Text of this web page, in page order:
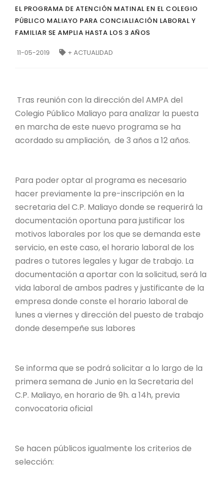
EL PROGRAMA DE ATENCIÓN MATINAL EN EL COLEGIO
PÚBLICO MALIAYO PARA CONCIALIACIÓN LABORAL Y
FAMILIAR SE AMPLIA HASTA LOS 3 AÑOS
11-05-2019 + ACTUALIDAD
Tras reunión con la dirección del AMPA del
Colegio Público Maliayo para analizar la puesta
en marcha de este nuevo programa se ha
acordado su ampliación, de 3 años a 12 años.
Para poder optar al programa es necesario
hacer previamente la pre-inscripción en la
secretaria del C.P. Maliayo donde se requerirá la
documentación oportuna para justificar los
motivos laborales por los que se demanda este
servicio, en este caso, el horario laboral de los
padres o tutores legales y lugar de trabajo. La
documentación a aportar con la solicitud, será la
vida laboral de ambos padres y justificante de la
empresa donde conste el horario laboral de
lunes a viernes y dirección del puesto de trabajo
donde desempeñe sus labores
Se informa que se podrá solicitar a lo largo de la
primera semana de Junio en la Secretaria del
C.P. Maliayo, en horario de 9h. a 14h, previa
convocatoria oficial
Se hacen públicos igualmente los criterios de
selección: